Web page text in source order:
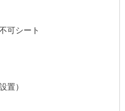
可シート
置）